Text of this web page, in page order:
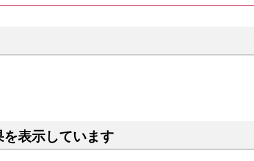
表示しています